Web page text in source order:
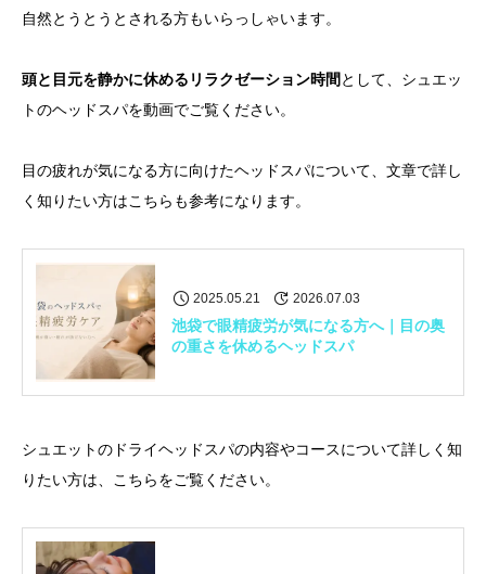
自然とうとうとされる方もいらっしゃいます。
頭と目元を静かに休めるリラクゼーション時間として、シュエッ
トのヘッドスパを動画でご覧ください。
目の疲れが気になる方に向けたヘッドスパについて、文章で詳し
く知りたい方はこちらも参考になります。
2025.05.21 2026.07.03
池袋で眼精疲労が気になる方へ｜目の奥
の重さを休めるヘッドスパ
シュエットのドライヘッドスパの内容やコースについて詳しく知
りたい方は、こちらをご覧ください。